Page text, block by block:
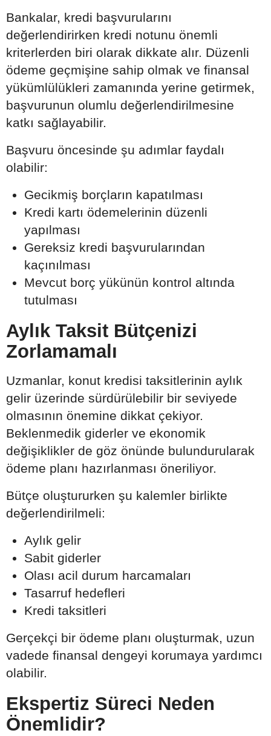
Bankalar, kredi başvurularını
değerlendirirken kredi notunu önemli
kriterlerden biri olarak dikkate alır. Düzenli
ödeme geçmişine sahip olmak ve finansal
yükümlülükleri zamanında yerine getirmek,
başvurunun olumlu değerlendirilmesine
katkı sağlayabilir.
Başvuru öncesinde şu adımlar faydalı
olabilir:
Gecikmiş borçların kapatılması
Kredi kartı ödemelerinin düzenli
yapılması
Gereksiz kredi başvurularından
kaçınılması
Mevcut borç yükünün kontrol altında
tutulması
Aylık Taksit Bütçenizi
Zorlamamalı
Uzmanlar, konut kredisi taksitlerinin aylık
gelir üzerinde sürdürülebilir bir seviyede
olmasının önemine dikkat çekiyor.
Beklenmedik giderler ve ekonomik
değişiklikler de göz önünde bulundurularak
ödeme planı hazırlanması öneriliyor.
Bütçe oluştururken şu kalemler birlikte
değerlendirilmeli:
Aylık gelir
Sabit giderler
Olası acil durum harcamaları
Tasarruf hedefleri
Kredi taksitleri
Gerçekçi bir ödeme planı oluşturmak, uzun
vadede finansal dengeyi korumaya yardımcı
olabilir.
Ekspertiz Süreci Neden
Önemlidir?